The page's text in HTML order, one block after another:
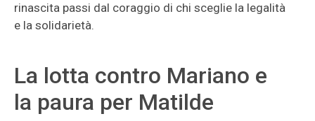
rinascita passi dal coraggio di chi sceglie la legalità
e la solidarietà.
La lotta contro Mariano e
la paura per Matilde